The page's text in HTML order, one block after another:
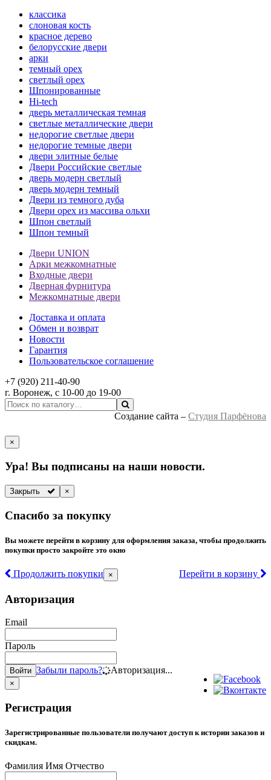
классика
слоновая кость
красное дерево
белорусские двери
арки
темный орех
светлый орех
Шпонированные
Hi-tech
дверь металлическая темная
светлые металлические двери
недорогие светлые двери
недорогие темные двери
двери элитные белые
Двери Российские светлые
дверь модерн светлый
дверь модерн темный
Двери из темного дуба
Двери орех из массива ольхи
Шпон светлый
Шпон темный
Двери UNION
Арки межкомнатные
Входные двери
Дверная фурнитура
Межкомнатные двери
Доставка и оплата
Обмен и возврат
Новости
Гарантия
Пользовательское соглашение
+7 (920) 211-40-90
г. Воронеж, с 10-00 до 19-00
Создание сайта – Студия Парфёнова
×
Ура! Вы подписаны на наши новости.
Закрыть ×
Спасибо за покупку
Вы можете перейти в корзину для оформления заказа, чтобы продолжить
покупки просто закройте это окно
Продолжить покупки Перейти в корзину
×
Авторизация
Email
Пароль
Войти Забыли пароль? Авторизация...
×
Регистрация
Зарегистрированные пользователи получают доступ к истории заказов и
скидкам.
Фамилия Имя Отчество